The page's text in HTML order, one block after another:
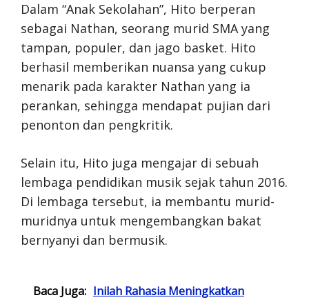
Dalam “Anak Sekolahan”, Hito berperan
sebagai Nathan, seorang murid SMA yang
tampan, populer, dan jago basket. Hito
berhasil memberikan nuansa yang cukup
menarik pada karakter Nathan yang ia
perankan, sehingga mendapat pujian dari
penonton dan pengkritik.
Selain itu, Hito juga mengajar di sebuah
lembaga pendidikan musik sejak tahun 2016.
Di lembaga tersebut, ia membantu murid-
muridnya untuk mengembangkan bakat
bernyanyi dan bermusik.
Baca Juga: Inilah Rahasia Meningkatkan